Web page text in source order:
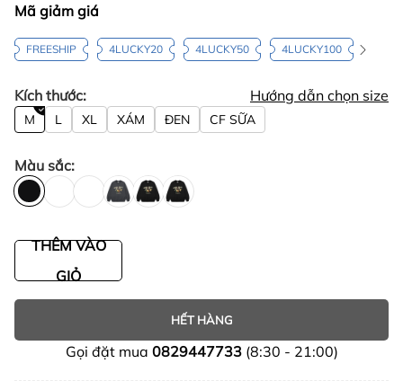
Mã giảm giá
FREESHIP 4LUCKY20 4LUCKY50 4LUCKY100
Kích thước: Hướng dẫn chọn size
M L XL XÁM ĐEN CF SỮA
Màu sắc:
THÊM VÀO
GIỎ
HẾT HÀNG
Gọi đặt mua 0829447733(8:30 - 21:00)